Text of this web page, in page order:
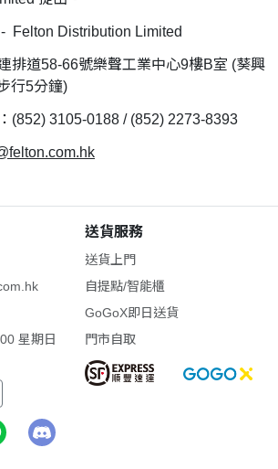
Felton Distribution Limited
排道58-66號樂聲工業中心9樓B室 (葵興
行5分鐘)
(852) 3105-0188 / (852) 2273-8393
星期日
送貨服務
送貨上門
自提點/智能櫃
GoGoX即日送貨
門市自取